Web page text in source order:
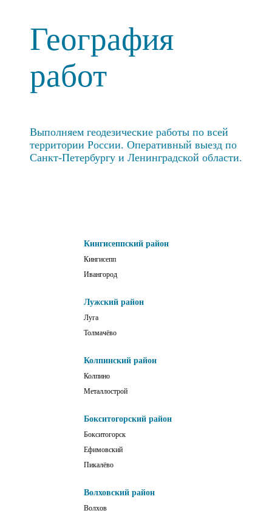
География
работ
Выполняем геодезические работы по всей
территории России. Оперативный выезд по
Санкт-Петербургу и Ленинградской области.
Кингисеппский район
Кингисепп
Ивангород
Лужский район
Луга
Толмачёво
Колпинский район
Колпино
Металлострой
Бокситогорский район
Бокситогорск
Ефимовский
Пикалёво
Волховский район
Волхов